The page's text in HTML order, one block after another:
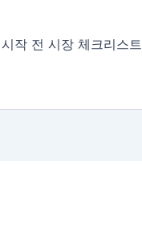
작 전 시장 체크리스트